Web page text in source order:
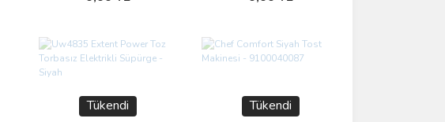
Tükendi Tükendi